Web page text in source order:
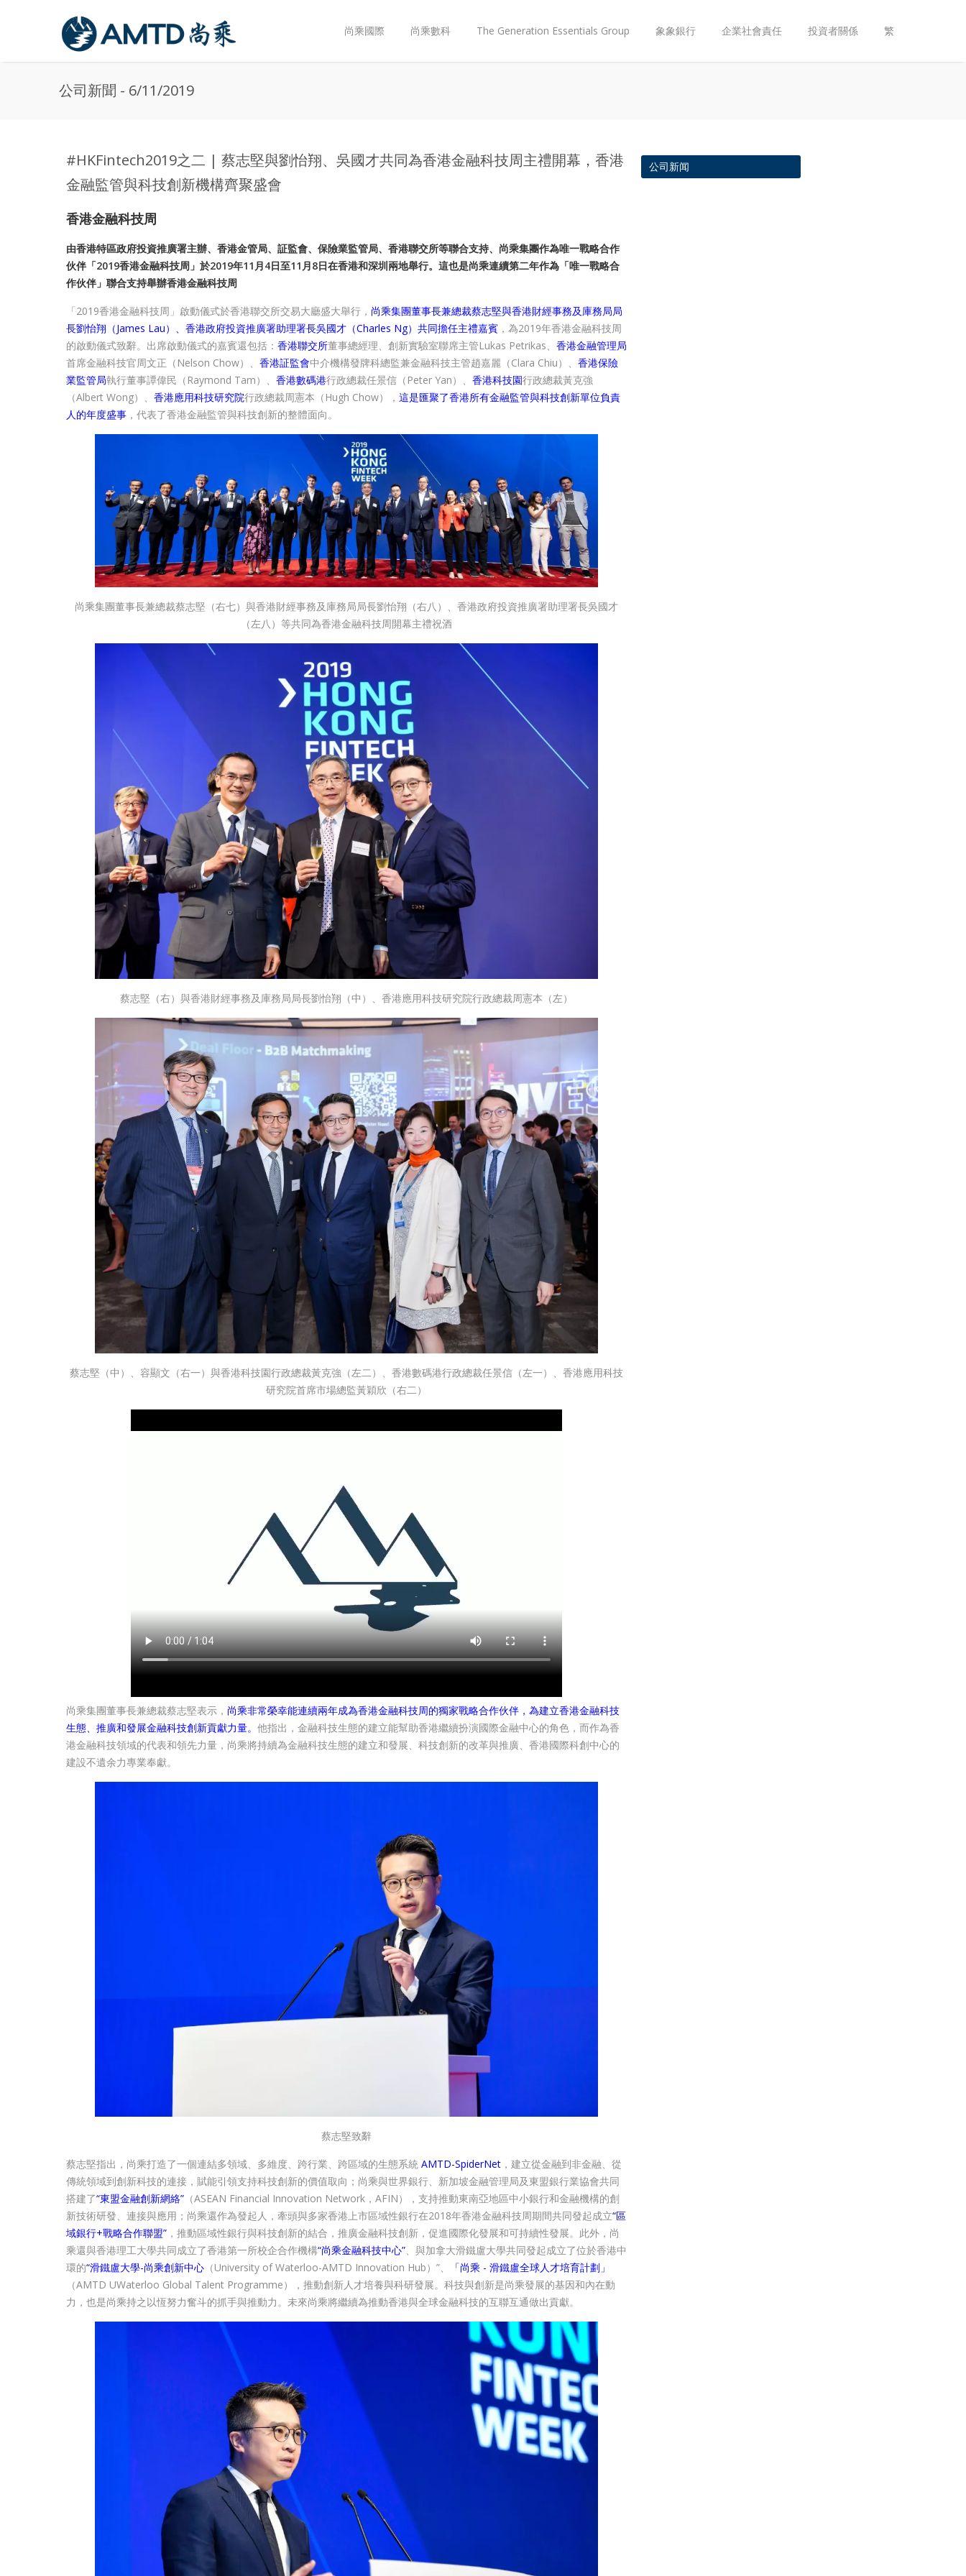
尚乘國際 尚乘數科 The Generation Essentials Group 象象銀行 企業社會責任 投資者關係 繁
公司新聞 - 6/11/2019
#HKFintech2019之二 | 蔡志堅與劉怡翔、吳國才共同為香港金融科技周主禮開幕，香港
金融監管與科技創新機構齊聚盛會
香港金融科技周
由香港特區政府投資推廣署主辦、香港金管局、証監會、保險業監管局、香港聯交所等聯合支持、尚乘集團作為唯一戰略合作
伙伴「2019香港金融科技周」於2019年11月4日至11月8日在香港和深圳兩地舉行。這也是尚乘連續第二年作為「唯一戰略合
作伙伴」聯合支持舉辦香港金融科技周
「2019香港金融科技周」啟動儀式於香港聯交所交易大廳盛大舉行， 尚乘集團董事長兼總裁蔡志堅與香港財經事務及庫務局局
長劉怡翔（James Lau）、香港政府投資推廣署助理署長吳國才（Charles Ng）共同擔任主禮嘉賓 ，為2019年香港金融科技周
的啟動儀式致辭。出席啟動儀式的嘉賓還包括： 香港聯交所董事總經理、創新實驗室聯席主管Lukas Petrikas、 香港金融管理局
首席金融科技官周文正（Nelson Chow）、 香港証監會中介機構發牌科總監兼金融科技主管趙嘉麗（Clara Chiu）、 香港保險
業監管局執行董事譚偉民（Raymond Tam）、 香港數碼港行政總裁任景信（Peter Yan）、 香港科技園行政總裁黃克強
（Albert Wong）、 香港應用科技研究院行政總裁周憲本（Hugh Chow）， 這是匯聚了香港所有金融監管與科技創新單位負責
人的年度盛事 ，代表了香港金融監管與科技創新的整體面向。
尚乘集團董事長兼總裁蔡志堅（右七）與香港財經事務及庫務局局長劉怡翔（右八）、香港政府投資推廣署助理署長吳國才
（左八）等共同為香港金融科技周開幕主禮祝酒
蔡志堅（右）與香港財經事務及庫務局局長劉怡翔（中）、香港應用科技研究院行政總裁周憲本（左）
蔡志堅（中）、容顯文（右一）與香港科技園行政總裁黃克強（左二）、香港數碼港行政總裁任景信（左一）、香港應用科技
研究院首席市場總監黃穎欣（右二）
尚乘集團董事長兼總裁蔡志堅表示， 尚乘非常榮幸能連續兩年成為香港金融科技周的獨家戰略合作伙伴，為建立香港金融科技
生態、推廣和發展金融科技創新貢獻力量。 他指出，金融科技生態的建立能幫助香港繼續扮演國際金融中心的角色，而作為香
港金融科技領域的代表和領先力量，尚乘將持續為金融科技生態的建立和發展、科技創新的改革與推廣、香港國際科創中心的
建設不遺余力專業奉獻。
蔡志堅致辭
蔡志堅指出，尚乘打造了一個連結多領域、多維度、跨行業、跨區域的生態系統 AMTD-SpiderNet ，建立從金融到非金融、從
傳統領域到創新科技的連接，賦能引領支持科技創新的價值取向；尚乘與世界銀行、新加坡金融管理局及東盟銀行業協會共同
搭建了“東盟金融創新網絡” （ASEAN Financial Innovation Network，AFIN），支持推動東南亞地區中小銀行和金融機構的創
新技術研發、連接與應用；尚乘還作為發起人，牽頭與多家香港上市區域性銀行在2018年香港金融科技周期間共同發起成立“區
域銀行+戰略合作聯盟” ，推動區域性銀行與科技創新的結合，推廣金融科技創新，促進國際化發展和可持續性發展。此外，尚
乘還與香港理工大學共同成立了香港第一所校企合作機構“尚乘金融科技中心”、與加拿大滑鐵盧大學共同發起成立了位於香港中
環的“滑鐵盧大學-尚乘創新中心 （University of Waterloo-AMTD Innovation Hub）”、
「尚乘 - 滑鐵盧全球人才培育計劃」
（AMTD UWaterloo Global Talent Programme），推動創新人才培養與科研發展。科技與創新是尚乘發展的基因和內在動
力，也是尚乘持之以恆努力奮斗的抓手與推動力。未來尚乘將繼續為推動香港與全球金融科技的互聯互通做出貢獻。
公司新闻